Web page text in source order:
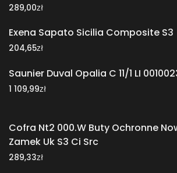
289,00zł
Exena Sapato Sicilia Composite S3
204,65zł
Saunier Duval Opalia C 11/1 LI
1 109,99zł
Cofra Nt2 000.W Buty Ochronne
Zamek Uk S3 Ci Src
289,33zł